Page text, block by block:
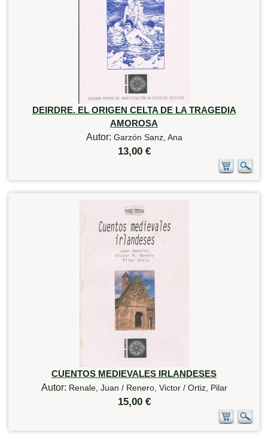
DEIRDRE. EL ORIGEN CELTA DE LA TRAGEDIA
AMOROSA
Autor: Garzón Sanz, Ana
13,00 €
CUENTOS MEDIEVALES IRLANDESES
Autor: Renale, Juan / Renero, Victor / Ortiz, Pilar
15,00 €